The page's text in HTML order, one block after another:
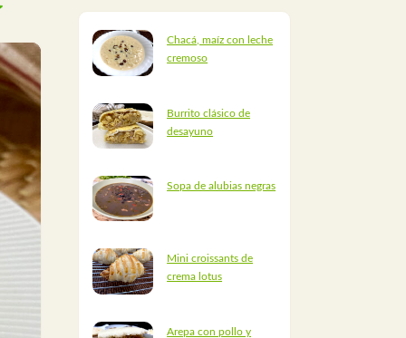
Chacá, maíz con leche
cremoso
Burrito clásico de
desayuno
Sopa de alubias negras
Mini croissants de
crema lotus
Arepa con pollo y